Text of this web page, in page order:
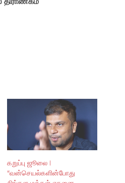
கறுப்பு ஜூலை |
“வன்செயல்களின்போது